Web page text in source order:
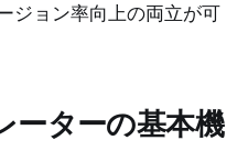
ジョン率向上の両立が可
ーターの基本機